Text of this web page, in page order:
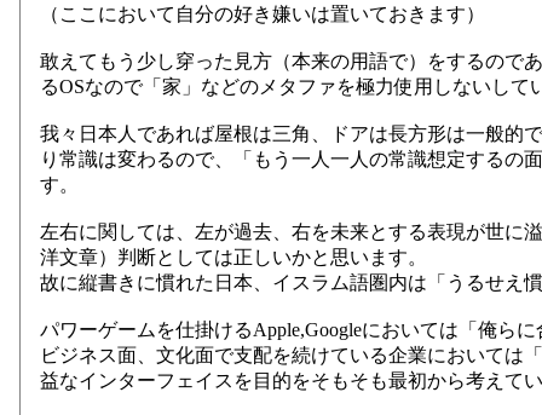
（ここにおいて自分の好き嫌いは置いておきます）
敢えてもう少し穿った見方（本来の用語で）をするので
るOSなので「家」などのメタファを極力使用しないして
我々日本人であれば屋根は三角、ドアは長方形は一般的
り常識は変わるので、「もう一人一人の常識想定するの
す。
左右に関しては、左が過去、右を未来とする表現が世に
洋文章）判断としては正しいかと思います。
故に縦書きに慣れた日本、イスラム語圏内は「うるせえ
パワーゲームを仕掛けるApple,Googleにおいては「俺ら
ビジネス面、文化面で支配を続けている企業においては
益なインターフェイスを目的をそもそも最初から考えて